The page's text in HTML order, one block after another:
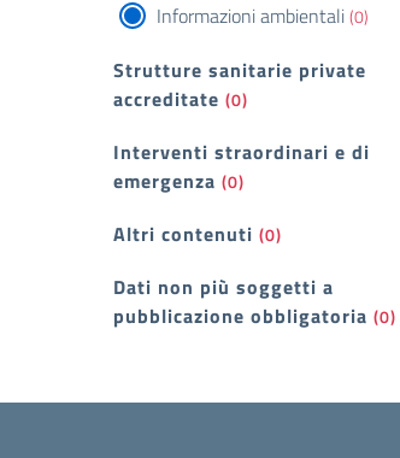
Informazioni ambientali(0)
Strutture sanitarie private
accreditate (0)
Interventi straordinari e di
emergenza (0)
Altri contenuti (0)
Dati non più soggetti a
pubblicazione obbligatoria (0)